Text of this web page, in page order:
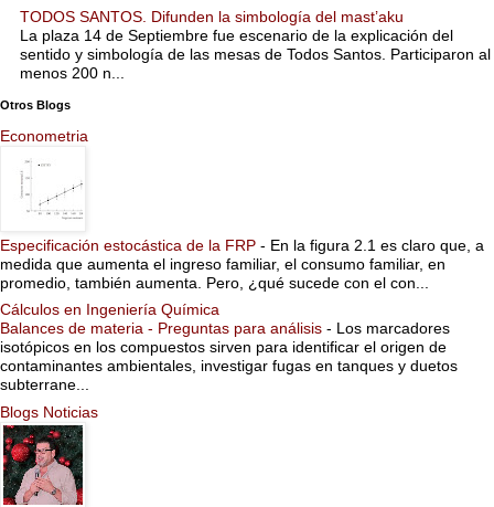
TODOS SANTOS. Difunden la simbología del mast’aku
La plaza 14 de Septiembre fue escenario de la explicación del
sentido y simbología de las mesas de Todos Santos. Participaron al
menos 200 n...
Otros Blogs
Econometria
Especificación estocástica de la FRP - En la figura 2.1 es claro que, a
medida que aumenta el ingreso familiar, el consumo familiar, en
promedio, también aumenta. Pero, ¿qué sucede con el con...
Cálculos en Ingeniería Química
Balances de materia - Preguntas para análisis - Los marcadores
isotópicos en los compuestos sirven para identificar el origen de
contaminantes ambientales, investigar fugas en tanques y duetos
subterrane...
Blogs Noticias